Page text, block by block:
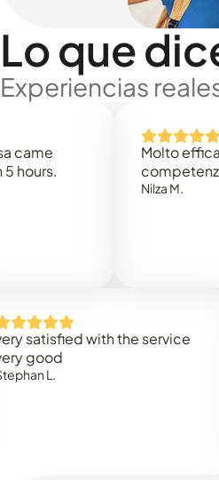
Lo que
Experiencias
Molto efficace!
competenza!
with the service